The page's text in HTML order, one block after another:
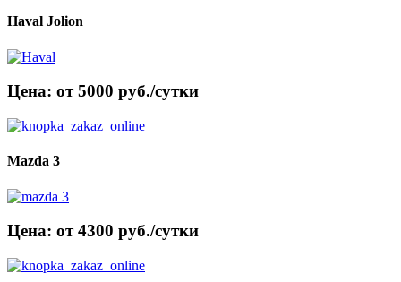
Haval Jolion
Цена: от 5000 руб./сутки
Mazda 3
Цена: от 4300 руб./сутки